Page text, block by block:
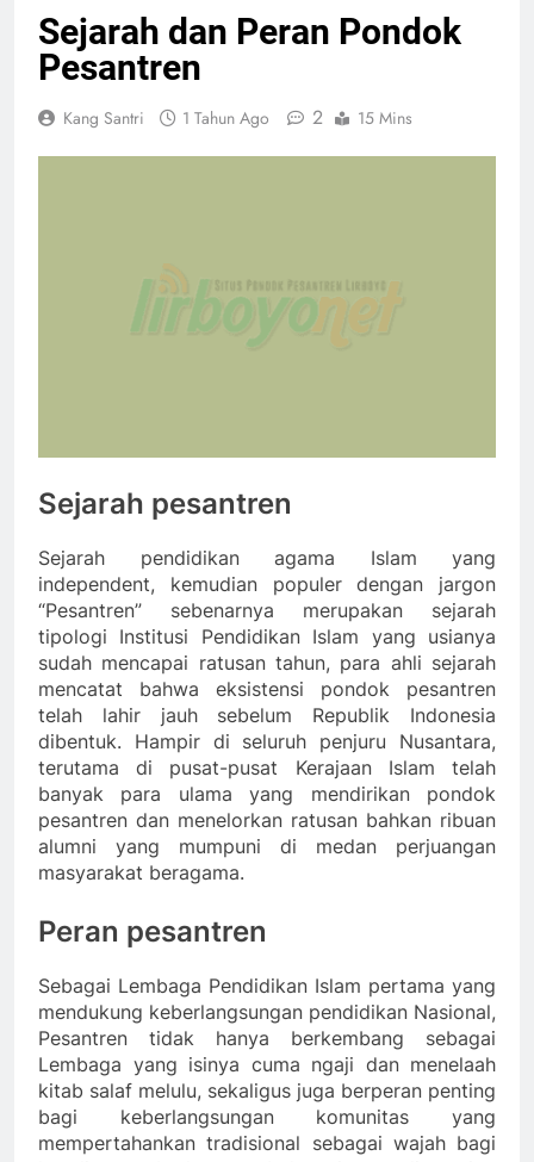
Sejarah dan Peran Pondok
Pesantren
Kang Santri 1 Tahun Ago 2 15 Mins
Sejarah pesantren
Sejarah pendidikan agama Islam yang
independent, kemudian populer dengan jargon
“Pesantren” sebenarnya merupakan sejarah
tipologi Institusi Pendidikan Islam yang usianya
sudah mencapai ratusan tahun, para ahli sejarah
mencatat bahwa eksistensi pondok pesantren
telah lahir jauh sebelum Republik Indonesia
dibentuk. Hampir di seluruh penjuru Nusantara,
terutama di pusat-pusat Kerajaan Islam telah
banyak para ulama yang mendirikan pondok
pesantren dan menelorkan ratusan bahkan ribuan
alumni yang mumpuni di medan perjuangan
masyarakat beragama.
Peran pesantren
Sebagai Lembaga Pendidikan Islam pertama yang
mendukung keberlangsungan pendidikan Nasional,
Pesantren tidak hanya berkembang sebagai
Lembaga yang isinya cuma ngaji dan menelaah
kitab salaf melulu, sekaligus juga berperan penting
bagi keberlangsungan komunitas yang
mempertahankan tradisional sebagai wajah bagi